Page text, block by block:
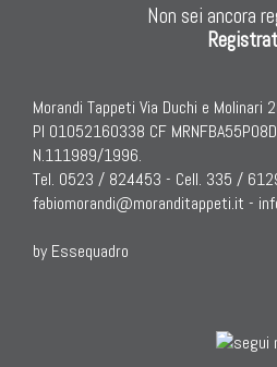
Non sei ancora
Morandi Tappeti Via Duchi e
PI 01052160338 CF
N.111989/1996.
Tel. 0523 / 824453 - Cell. 335 /
fabiomorandi@moranditappeti.it -
by Essequadro